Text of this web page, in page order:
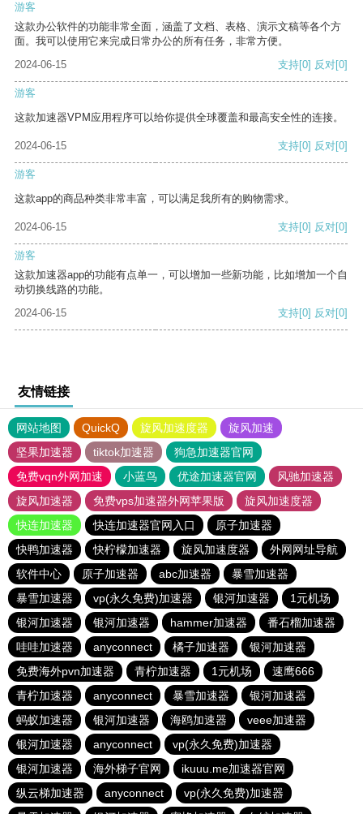
游客
这款办公软件的功能非常全面，涵盖了文档、表格、演示文稿等各个方
面。我可以使用它来完成日常办公的所有任务，非常方便。
2024-06-15
支持[0] 反对[0]
游客
这款加速器VPM应用程序可以给你提供全球覆盖和最高安全性的连接。
2024-06-15 支持[0] 反对[0]
游客
这款app的商品种类非常丰富，可以满足我所有的购物需求。
2024-06-15 支持[0] 反对[0]
游客
这款加速器app的功能有点单一，可以增加一些新功能，比如增加一个自
动切换线路的功能。
2024-06-15
支持[0] 反对[0]
友情链接
网站地图 QuickQ 旋风加速度器
旋风加速
坚果加速器
tiktok加速器
狗急加速器官网
免费vqn外网加速
小蓝鸟 优途加速器官网
风驰加速器
旋风加速器
免费vps加速器外网苹果版
旋风加速度器
快连加速器
快连加速器官网入口
原子加速器
快鸭加速器
快柠檬加速器 旋风加速度器
外网网址导航
软件中心
原子加速器 abc加速器
暴雪加速器
暴雪加速器
vp(永久免费)加速器 银河加速器
1元机场
银河加速器
银河加速器 hammer加速器
番石榴加速器
哇哇加速器
anyconnect 橘子加速器
银河加速器
免费海外pvn加速器
青柠加速器 1元机场
速鹰666
青柠加速器
anyconnect 暴雪加速器
银河加速器
蚂蚁加速器
银河加速器 海鸥加速器
veee加速器
银河加速器
anyconnect
vp(永久免费)加速器
银河加速器
海外梯子官网
ikuuu.me加速器官网
纵云梯加速器
anyconnect
vp(永久免费)加速器